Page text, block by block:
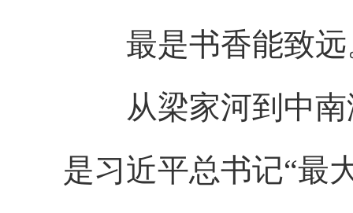
最是书香能致远
从梁家河到中南
是习近平总书记“最